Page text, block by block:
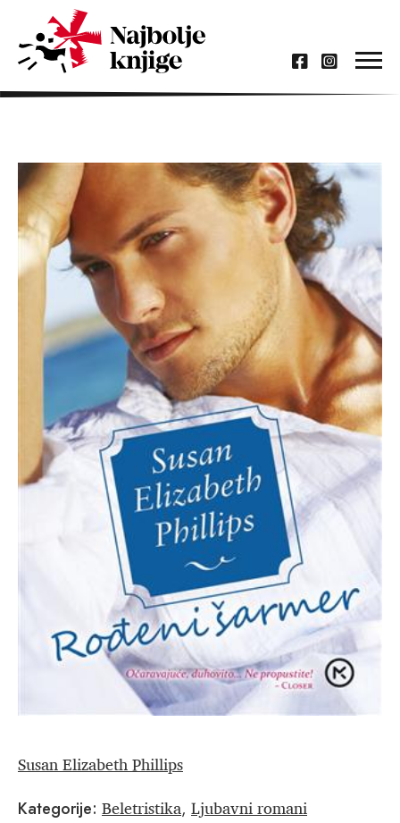
Susan Elizabeth Phillips
Kategorije: Beletristika, Ljubavni romani